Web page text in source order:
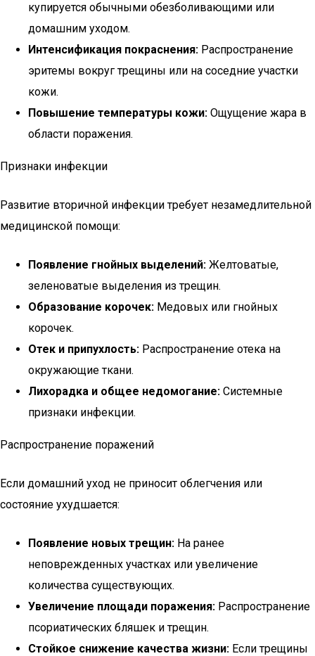
купируется обычными обезболивающими или
домашним уходом.
Интенсификация покраснения: Распространение
эритемы вокруг трещины или на соседние участки
кожи.
Повышение температуры кожи: Ощущение жара в
области поражения.
Признаки инфекции
Развитие вторичной инфекции требует незамедлительной
медицинской помощи:
Появление гнойных выделений: Желтоватые,
зеленоватые выделения из трещин.
Образование корочек: Медовых или гнойных
корочек.
Отек и припухлость: Распространение отека на
окружающие ткани.
Лихорадка и общее недомогание: Системные
признаки инфекции.
Распространение поражений
Если домашний уход не приносит облегчения или
состояние ухудшается:
Появление новых трещин: На ранее
неповрежденных участках или увеличение
количества существующих.
Увеличение площади поражения: Распространение
псориатических бляшек и трещин.
Стойкое снижение качества жизни: Если трещины